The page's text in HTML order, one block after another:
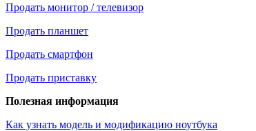
Продать монитор / телевизор
Продать планшет
Продать смартфон
Продать приставку
Полезная информация
Как узнать модель и модификацию ноутбука